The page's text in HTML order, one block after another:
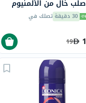
خالٍ من الألمنيوم
عرق طبيعية، برائحة
جرام
30 دقيقة تصلك في
19